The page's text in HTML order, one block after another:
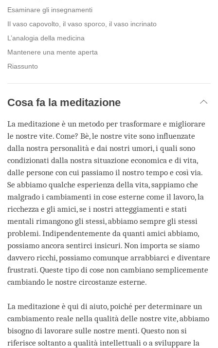
Esaminare gli insegnamenti
Il vaso capovolto, il vaso sporco, il vaso incrinato
L’analogia della medicina
Mantenere una mente aperta
Riassunto
Cosa fa la meditazione
La meditazione è un metodo per trasformare e migliorare
le nostre vite. Come? Bè, le nostre vite sono influenzate
dalla nostra personalità e dai nostri umori, i quali sono
condizionati dalla nostra situazione economica e di vita,
dalle persone con cui passiamo il nostro tempo e così via.
Se abbiamo qualche esperienza della vita, sappiamo che
malgrado i cambiamenti in cose esterne come il lavoro, la
ricchezza e gli amici, se i nostri atteggiamenti e stati
mentali rimangono gli stessi, abbiamo sempre gli stessi
problemi. Indipendentemente da quanti amici abbiamo,
possiamo ancora sentirci insicuri. Non importa se siamo
davvero ricchi, possiamo comunque arrabbiarci e diventare
frustrati. Queste tipo di cose non cambiano semplicemente
cambiando le nostre circostanze esterne.
La meditazione è qui di aiuto, poiché per determinare un
cambiamento reale nella qualità delle nostre vite, abbiamo
bisogno di lavorare sulle nostre menti. Questo non si
riferisce soltanto a qualità intellettuali o a sviluppare la